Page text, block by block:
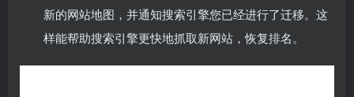
新的网站地图，并通知搜索引擎您已经进行了迁移。这
样能帮助搜索引擎更快地抓取新网站，恢复排名。